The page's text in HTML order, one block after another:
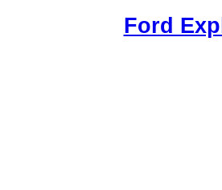
Ford